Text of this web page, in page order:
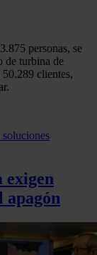
personas, se
de turbina de
clientes,
exigen
apagón